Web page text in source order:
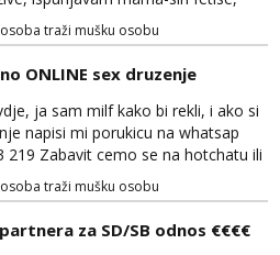
hotchat, saljem ti svoje gole
ako zelis, a mozes i dobiti gacice
ako me zamolis... 🔥🫦 NE RADIM
se na wapp 091 548 3275,
ceka da ispunim sve tvoje zelje 😽
traži mušku osobu
ONLINE sex druzenje
ja sam milf kako bi rekli, i ako si
napisi mi porukicu na whatsap
219 Zabavit cemo se na hotchatu ili
a saljem i gacice i gole slikice :)
traži mušku osobu
za SD/SB odnos €€€€